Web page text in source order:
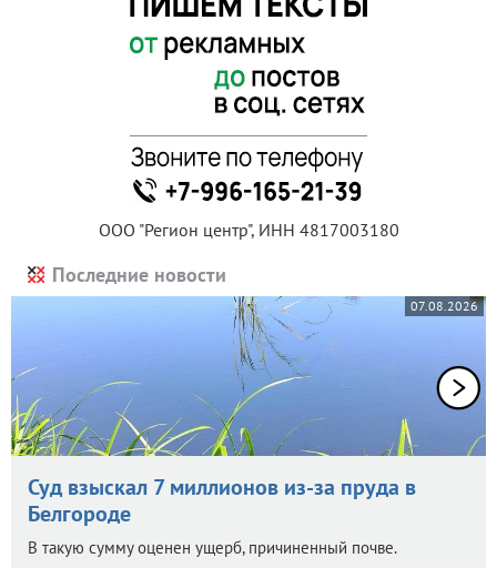
ООО "Регион центр", ИНН 4817003180
Последние новости
07.08.2026
Суд взыскал 7 миллионов из-за пруда в
Белгороде
В такую сумму оценен ущерб, причиненный почве.